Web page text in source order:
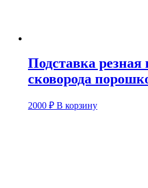
Подставка резная
сковорода
2000 ₽ В корзину